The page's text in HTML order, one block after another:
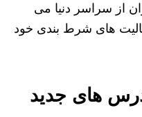
از سراسر دنیا می
های شرط بندی خود
های جدید